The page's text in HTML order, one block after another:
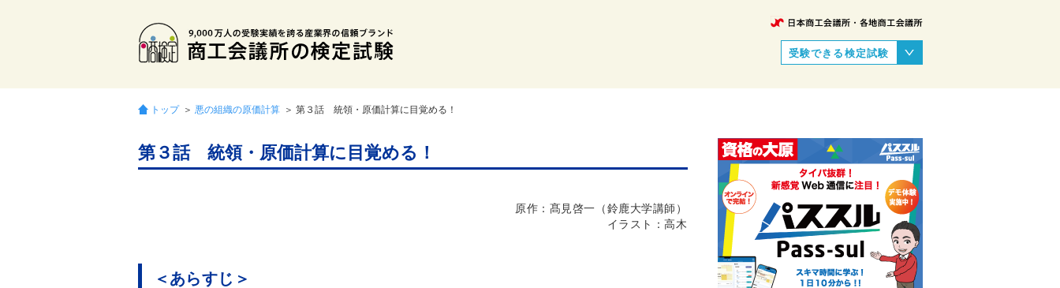
受験できる検定試験
トップ ＞ 悪の組織の原価計算 ＞ 第３話 統領・原価計算に目覚める！
第３話 統領・原価計算に目覚める！
原作：髙見啓一（鈴鹿大学講師）
イラスト：高木
＜あらすじ＞